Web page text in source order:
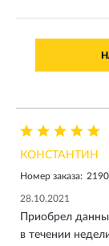
КОНСТАНТИН
Номер заказа:
28.10.2021
Приобрел
в течении